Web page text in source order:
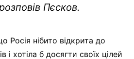
Пєсков.
Росія нібито відкрита до
і хотіла б досягти своїх цілей